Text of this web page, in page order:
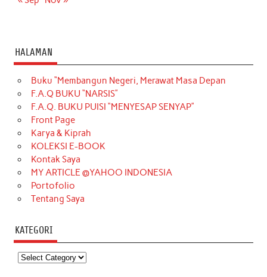
HALAMAN
Buku “Membangun Negeri, Merawat Masa Depan
F.A.Q BUKU “NARSIS”
F.A.Q. BUKU PUISI “MENYESAP SENYAP”
Front Page
Karya & Kiprah
KOLEKSI E-BOOK
Kontak Saya
MY ARTICLE @YAHOO INDONESIA
Portofolio
Tentang Saya
KATEGORI
Kategori